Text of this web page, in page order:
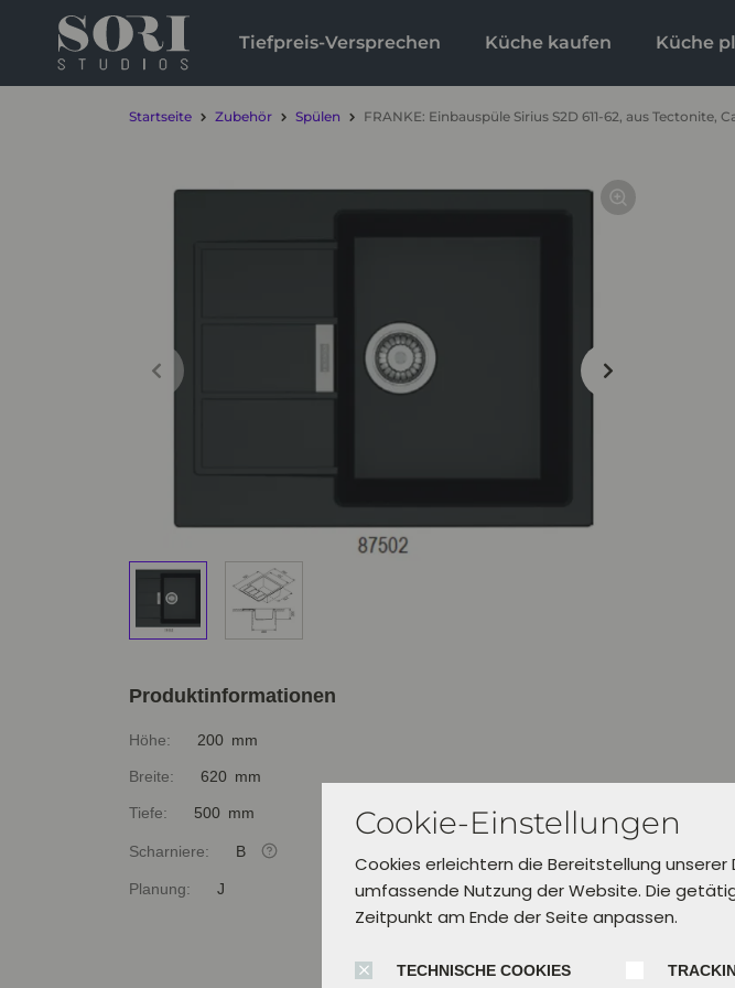
Cookie-Einstellungen
Cookies erleichtern die Bereitstellung
umfassende Nutzung der Website. Die
Zeitpunkt am Ende der Seite anpassen.
TECHNISCHE COOKIES
Tiefpreis-Versprechen Küche kaufen Küche
Startseite Zubehör Spülen FRANKE: Einbauspüle Sirius S2D 611-62, aus Tectonite,
Produktinformationen
Höhe: 200 mm
Breite: 620 mm
Tiefe: 500 mm
Scharniere: B
Planung: J